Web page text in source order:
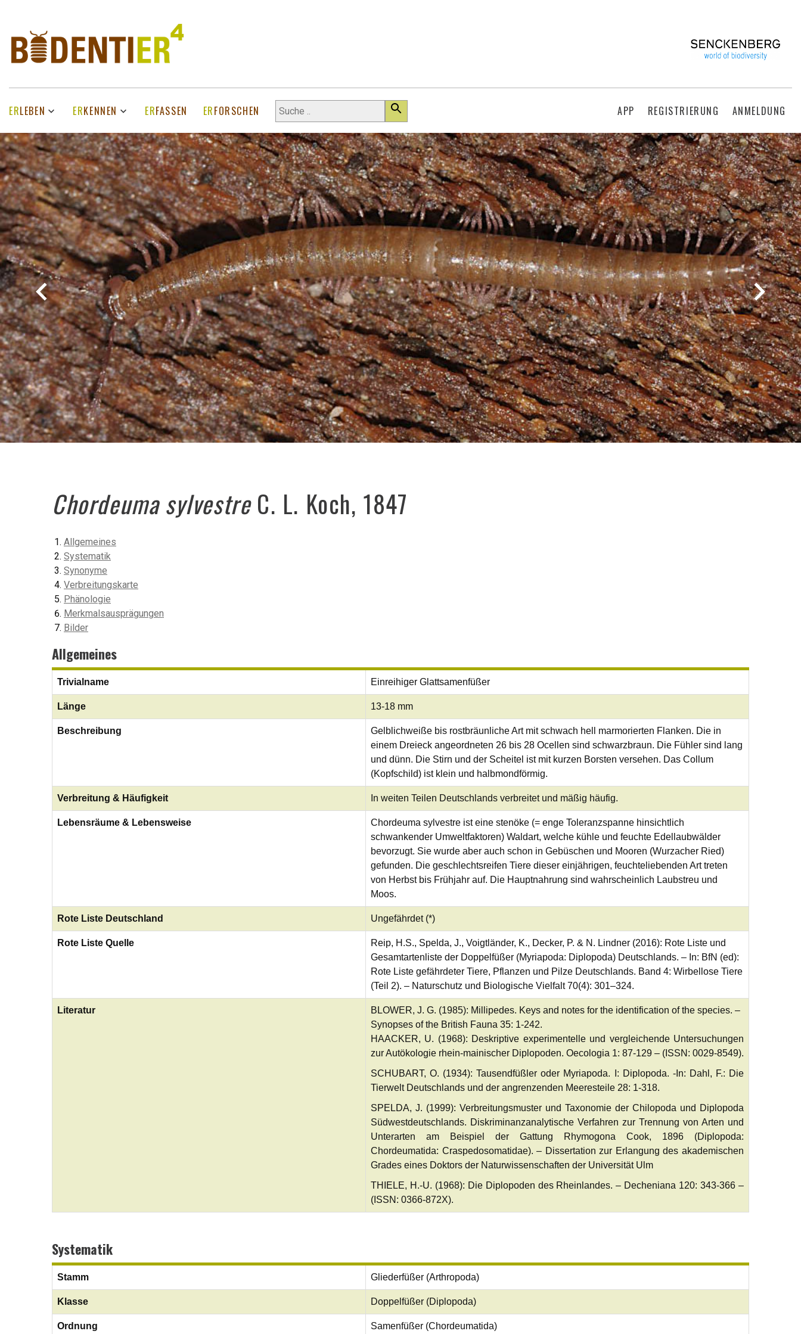
ERLEBEN ERKENNEN ERFASSEN ERFORSCHEN APP REGISTRIERUNG ANMELDUNG
Chordeuma sylvestreC. L. Koch, 1847
Allgemeines
Systematik
Synonyme
Verbreitungskarte
Phänologie
Merkmalsausprägungen
Bilder
Allgemeines
Trivialname Einreihiger Glattsamenfüßer
Länge 13-18 mm
Beschreibung
Gelblichweiße bis rostbräunliche Art mit schwach hell marmorierten Flanken. Die in
einem Dreieck angeordneten 26 bis 28 Ocellen sind schwarzbraun. Die Fühler sind lang
und dünn. Die Stirn und der Scheitel ist mit kurzen Borsten versehen. Das Collum
(Kopfschild) ist klein und halbmondförmig.
Verbreitung & Häufigkeit In weiten Teilen Deutschlands verbreitet und mäßig häufig.
Lebensräume & Lebensweise
Chordeuma sylvestre ist eine stenöke (= enge Toleranzspanne hinsichtlich
schwankender Umweltfaktoren) Waldart, welche kühle und feuchte Edellaubwälder
bevorzugt. Sie wurde aber auch schon in Gebüschen und Mooren (Wurzacher Ried)
gefunden. Die geschlechtsreifen Tiere dieser einjährigen, feuchteliebenden Art treten
von Herbst bis Frühjahr auf. Die Hauptnahrung sind wahrscheinlich Laubstreu und
Moos.
Rote Liste Deutschland Ungefährdet (*)
Rote Liste Quelle
Reip, H.S., Spelda, J., Voigtländer, K., Decker, P. & N. Lindner (2016): Rote Liste und
Gesamtartenliste der Doppelfüßer (Myriapoda: Diplopoda) Deutschlands. – In: BfN (ed):
Rote Liste gefährdeter Tiere, Pflanzen und Pilze Deutschlands. Band 4: Wirbellose Tiere
(Teil 2). – Naturschutz und Biologische Vielfalt 70(4): 301–324.
Literatur
BLOWER, J. G. (1985): Millipedes. Keys and notes for the identification of the species. –
Synopses of the British Fauna 35: 1-242.
HAACKER, U. (1968): Deskriptive experimentelle und vergleichende Untersuchungen
zur Autökologie rhein-mainischer Diplopoden. Oecologia 1: 87-129 – (ISSN: 0029-8549).
SCHUBART, O. (1934): Tausendfüßler oder Myriapoda. I: Diplopoda. -In: Dahl, F.: Die
Tierwelt Deutschlands und der angrenzenden Meeresteile 28: 1-318.
SPELDA, J. (1999): Verbreitungsmuster und Taxonomie der Chilopoda und Diplopoda
Südwestdeutschlands. Diskriminanzanalytische Verfahren zur Trennung von Arten und
Unterarten am Beispiel der Gattung Rhymogona Cook, 1896 (Diplopoda:
Chordeumatida: Craspedosomatidae). – Dissertation zur Erlangung des akademischen
Grades eines Doktors der Naturwissenschaften der Universität Ulm
THIELE, H.-U. (1968): Die Diplopoden des Rheinlandes. – Decheniana 120: 343-366 –
(ISSN: 0366-872X).
Systematik
Stamm Gliederfüßer (Arthropoda)
Klasse Doppelfüßer (Diplopoda)
Ordnung Samenfüßer (Chordeumatida)